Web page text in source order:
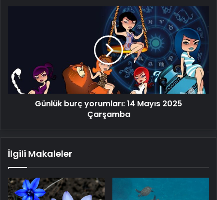
Çarşamba
Günlük burç yorumları: 14 Mayıs 2025
Çarşamba
İlgili Makaleler